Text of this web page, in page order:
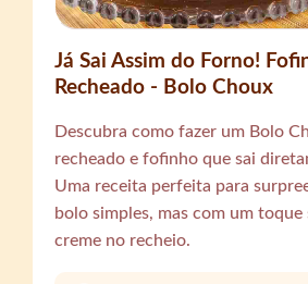
Já Sai Assim do Forno!
Recheado - Bolo Choux
Descubra como fazer um Bolo
recheado e fofinho que sai
Uma receita perfeita para
bolo simples, mas com um
creme no recheio.